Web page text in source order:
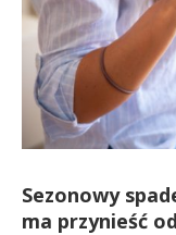
Sezonowy
ma przynieść